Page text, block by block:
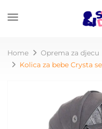
Home Oprema za djecu
Kolica za bebe Crysta